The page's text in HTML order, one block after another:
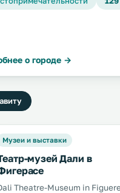
о городе →
Музеи и выставки
музей Дали в
Theatre-Museum in